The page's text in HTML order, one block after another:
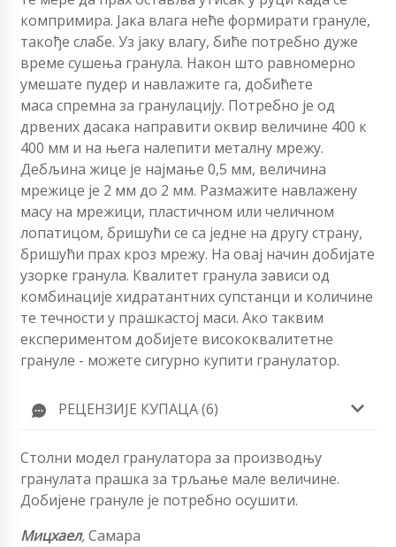
компримира. Јака влага неће формирати грануле,
такође слабе. Уз јаку влагу, биће потребно дуже
време сушења гранула. Након што равномерно
умешате пудер и навлажите га, добићете
маса спремна за гранулацију. Потребно је од
дрвених дасака направити оквир величине 400 к
400 мм и на њега налепити металну мрежу.
Дебљина жице је најмање 0,5 мм, величина
мрежице је 2 мм до 2 мм. Размажите навлажену
масу на мрежици, пластичном или челичном
лопатицом, бришући се са једне на другу страну,
бришући прах кроз мрежу. На овај начин добијате
узорке гранула. Квалитет гранула зависи од
комбинације хидратантних супстанци и количине
те течности у прашкастој маси. Ако таквим
експериментом добијете висококвалитетне
грануле - можете сигурно купити гранулатор.
РЕЦЕНЗИЈЕ КУПАЦА (6)
Столни модел гранулатора за производњу
гранулата прашка за трљање мале величине.
Добијене грануле је потребно осушити.
Мицхаел,Самара